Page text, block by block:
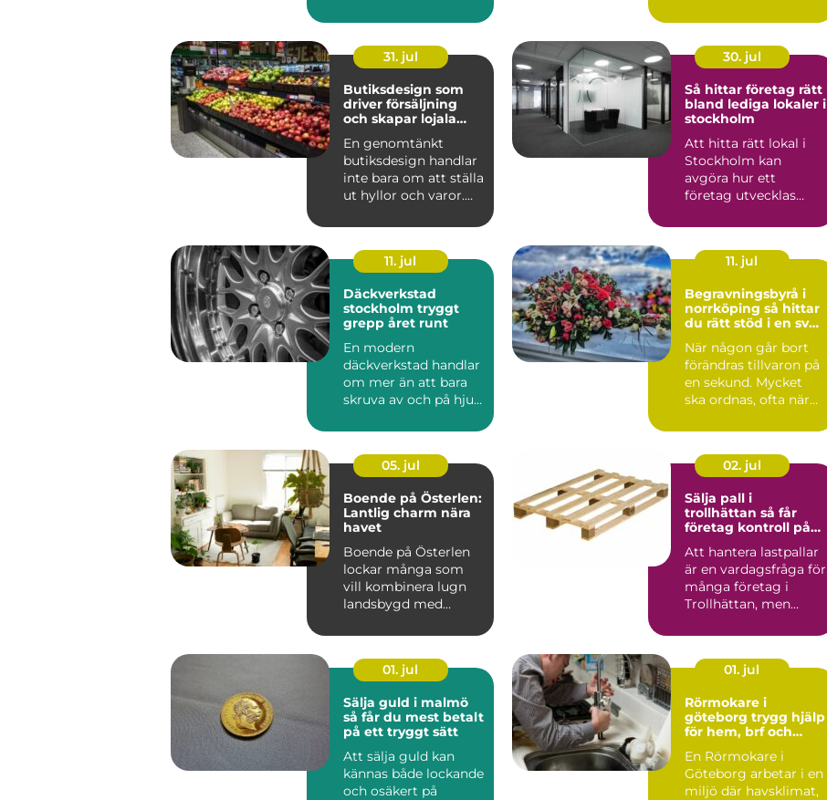
som tapp...
När varufl...
31. jul
Butiksdesign som
driver försäljning
och skapar lojala
En genomtänkt
butiksdesign handlar
inte bara om att ställa
ut hyllor och varor.
kun...
30. jul
Så hittar företag rätt
bland lediga lokaler i
stockholm
Att hitta rätt lokal i
Stockholm kan
avgöra hur ett
företag utvecklas
framåt. Läget p...
11. jul
Däckverkstad
stockholm tryggt
grepp året runt
En modern
däckverkstad handlar
om mer än att bara
skruva av och på hjul.
Stockholm är...
11. jul
Begravningsbyrå i
norrköping så hittar
du rätt stöd i en svår
När någon går bort
förändras tillvaron på
en sekund. Mycket
ska ordnas, ofta när
05. jul
Boende på Österlen:
Lantlig charm nära
havet
Boende på Österlen
lockar många som
vill kombinera lugn
landsbygd med
02. jul
Sälja pall i
trollhättan så får
företag kontroll på
Att hantera lastpallar
är en vardagsfråga för
många företag i
Trollhättan, men
me...
01. jul
Sälja guld i malmö
så får du mest betalt
på ett tryggt sätt
Att sälja guld kan
kännas både lockande
och osäkert på
01. jul
Rörmokare i
göteborg trygg hjälp
för hem, brf och
En Rörmokare i
Göteborg arbetar i en
miljö där havsklimat,